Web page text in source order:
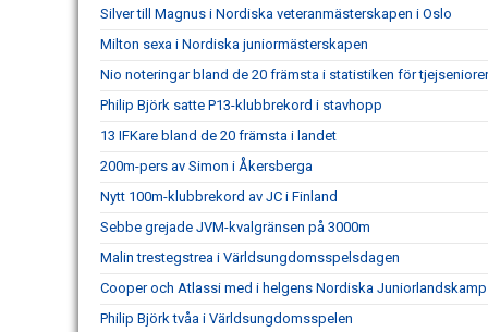
Silver till Magnus i Nordiska veteranmästerskapen i Oslo
Milton sexa i Nordiska juniormästerskapen
Nio noteringar bland de 20 främsta i statistiken för
Philip Björk satte P13-klubbrekord i stavhopp
13 IFKare bland de 20 främsta i landet
200m-pers av Simon i Åkersberga
Nytt 100m-klubbrekord av JC i Finland
Sebbe grejade JVM-kvalgränsen på 3000m
Malin trestegstrea i Världsungdomsspelsdagen
Cooper och Atlassi med i helgens Nordiska Juniorlandskamp
Philip Björk tvåa i Världsungdomsspelen